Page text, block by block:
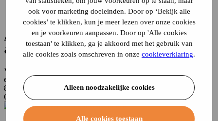
ook voor marketing doeleinden. Door op ‘Bekijk alle
cookies’ te klikken, kun je meer lezen over onze cookies
en je voorkeuren aanpassen. Door op 'Alle cookies
toestaan' te klikken, ga je akkoord met het gebruik van
alle cookies zoals omschreven in onze cookieverklaring.
Alleen noodzakelijke cookies
Alle cookies toestaan
Alles over een doorlopende reisverzekering
Veelgestelde vragen
Al meer dan110 jaarhelder, transparant
& eerlijk advies
Voor meer dan 800.000 klanten verzorgen we helder, transparant &
eerlijk advies.
8.3
Op basis van
klantenvertellen